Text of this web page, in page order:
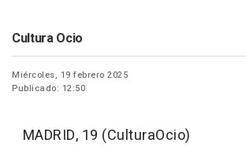
Cultura Ocio
Miércoles, 19 febrero 2025
Publicado: 12:50
MADRID, 19 (CulturaOcio)